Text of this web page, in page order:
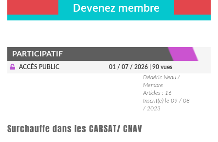
Devenez membre
PARTICIPATIF
ACCÈS PUBLIC 01 / 07 / 2026
| 90 vues
Frédéric Neau /
Membre
Articles : 16
Inscrit(e) le 09 / 08
/ 2023
Surchauffe dans les CARSAT/ CNAV